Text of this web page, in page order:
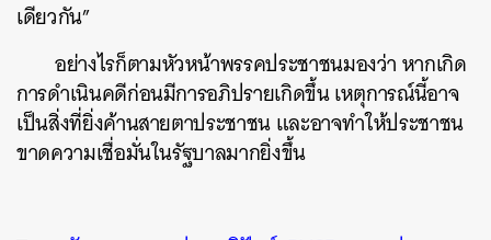
เดียวกัน”
อย่างไรก็ตามหัวหน้าพรรคประชาชนมองว่า หากเกิด
การดำเนินคดีก่อนมีการอภิปรายเกิดขึ้น เหตุการณ์นี้อาจ
เป็นสิ่งที่ยิ่งค้านสายตาประชาชน และอาจทำให้ประชาชน
ขาดความเชื่อมั่นในรัฐบาลมากยิ่งขึ้น